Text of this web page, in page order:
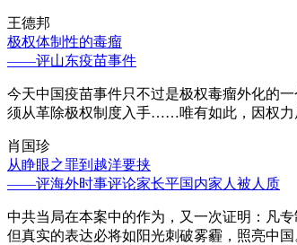
王德邦
极权体制性的毒瘤
——评山东疫苗事件
今天中国疫苗事件只不过是极权毒瘤外化的
须从革除极权制度入手……唯有如此，因权力
肖国珍
从睁眼之罪到越洋要挟
——评海外时事评论家长平国内家人被人质
中共当局在本案中的作为，又一次证明：凡
但真实的表达必将如阳光刺破雾霾，照亮中国